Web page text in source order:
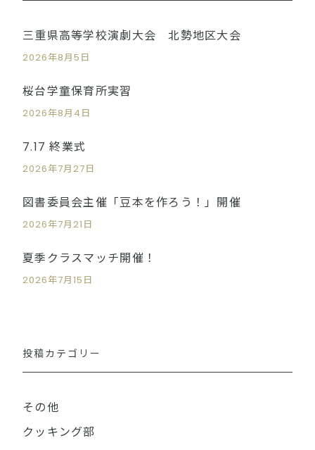
三重県高等学校演劇大会 北勢地区大会
2026年8月5日
桜台学童保育所実習
2026年8月4日
7.17 終業式
2026年7月27日
図書委員会主催「豆本を作ろう！」開催
2026年7月21日
夏季クラスマッチ開催！
2026年7月15日
投稿カテゴリー
その他
クッキング部